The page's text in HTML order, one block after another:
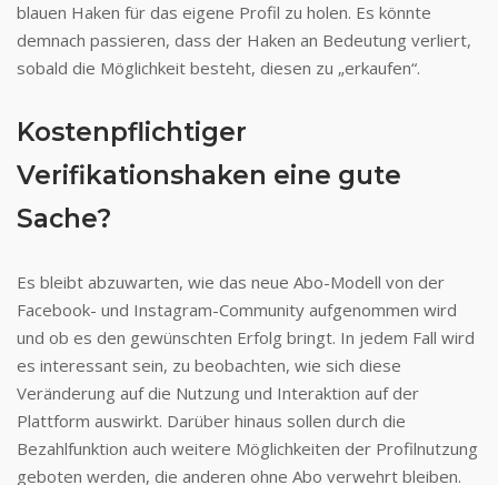
blauen Haken für das eigene Profil zu holen. Es könnte
demnach passieren, dass der Haken an Bedeutung verliert,
sobald die Möglichkeit besteht, diesen zu „erkaufen“.
Kostenpflichtiger
Verifikationshaken eine gute
Sache?
Es bleibt abzuwarten, wie das neue Abo-Modell von der
Facebook- und Instagram-Community aufgenommen wird
und ob es den gewünschten Erfolg bringt. In jedem Fall wird
es interessant sein, zu beobachten, wie sich diese
Veränderung auf die Nutzung und Interaktion auf der
Plattform auswirkt. Darüber hinaus sollen durch die
Bezahlfunktion auch weitere Möglichkeiten der Profilnutzung
geboten werden, die anderen ohne Abo verwehrt bleiben.